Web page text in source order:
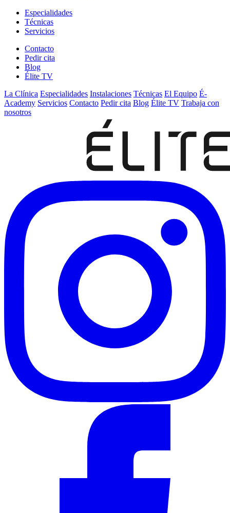
Especialidades
Técnicas
Servicios
Contacto
Pedir cita
Blog
Élite TV
La Clínica Especialidades Instalaciones Técnicas El Equipo É-
Academy Servicios Contacto Pedir cita Blog Élite TV Trabaja con
nosotros